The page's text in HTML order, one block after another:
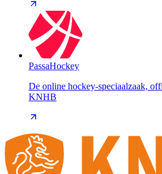
PassaHockey
De online hockey-speciaalzaak,
KNHB